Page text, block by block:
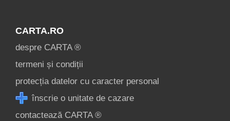
CARTA.RO
despre CARTA ®
termeni și condiții
protecția datelor cu caracter personal
înscrie o unitate de cazare
contactează CARTA ®